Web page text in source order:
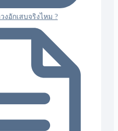
อักเสบจริงไหม ?